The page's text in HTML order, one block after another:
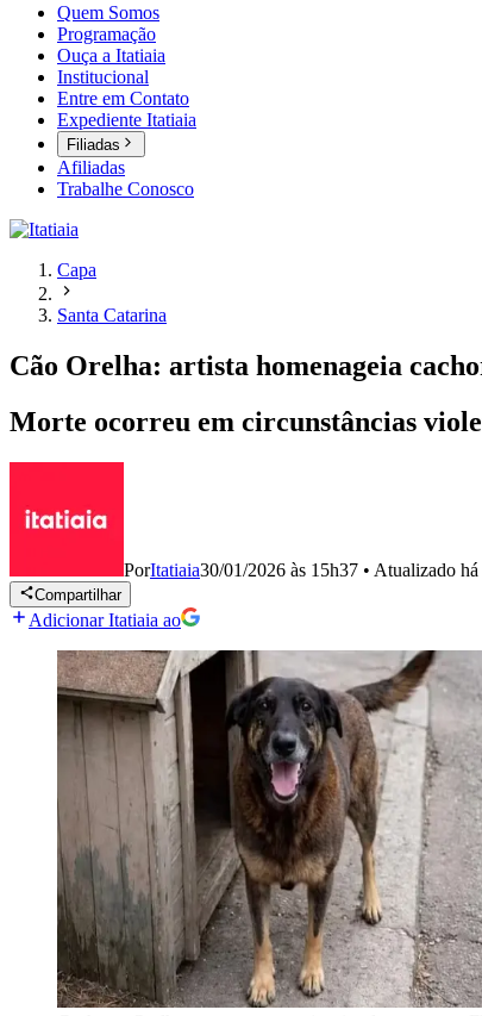
Quem Somos
Programação
Ouça a Itatiaia
Institucional
Entre em Contato
Expediente Itatiaia
Filiadas
Afiliadas
Trabalhe Conosco
Capa
Santa Catarina
Cão Orelha: artista homenageia
Morte ocorreu em circunstâncias
PorItatiaia30/01/2026 às 15h37 • Atualizado há
Compartilhar
Adicionar Itatiaia ao